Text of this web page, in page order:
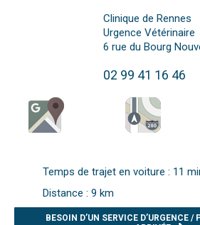
Clinique de Rennes
Urgence Vétérinaire
6 rue du Bourg
02 99 41 16 46
Temps de trajet en voiture : 11
Distance : 9 km
BESOIN D’UN SERVICE D’URGENCE /